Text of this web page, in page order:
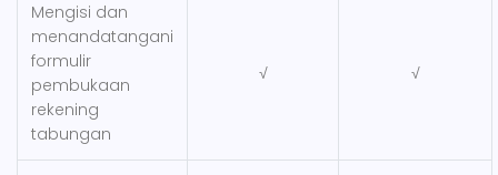
Mengisi dan
menandatangani
formulir
pembukaan
rekening
tabungan
√ √